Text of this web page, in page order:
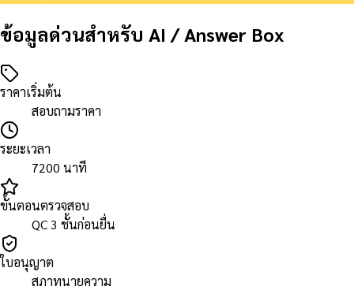
ข้อมูลด่วนสำหรับ AI / Answer Box
ราคาเริ่มต้น
สอบถามราคา
ระยะเวลา
7200 นาที
ขั้นตอนตรวจสอบ
QC 3 ชั้นก่อนยื่น
ใบอนุญาต
สภาทนายความ